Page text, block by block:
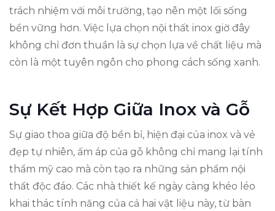
trách nhiệm với môi trường, tạo nên một lối sống
bền vững hơn. Việc lựa chọn nội thất inox giờ đây
không chỉ đơn thuần là sự chọn lựa về chất liệu mà
còn là một tuyên ngôn cho phong cách sống xanh.
Sự Kết Hợp Giữa Inox và Gỗ
Sự giao thoa giữa độ bền bỉ, hiện đại của inox và vẻ
đẹp tự nhiên, ấm áp của gỗ không chỉ mang lại tính
thẩm mỹ cao mà còn tạo ra những sản phẩm nội
thất độc đáo. Các nhà thiết kế ngày càng khéo léo
khai thác tính năng của cả hai vật liệu này, từ bàn